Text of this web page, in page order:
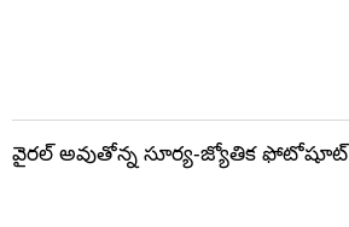
వైరల్ అవుతోన్న సూర్య-జ్యోతిక ఫోటోషూట్